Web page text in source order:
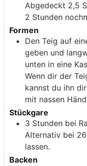
Abgedeckt 2,5
2 Stunden
Formen
Den Teig auf
geben und
unten in eine
Wenn dir der
kannst du ihn
mit nassen
Stückgare
3 Stunden bei
Alternativ bei
lassen.
Backen